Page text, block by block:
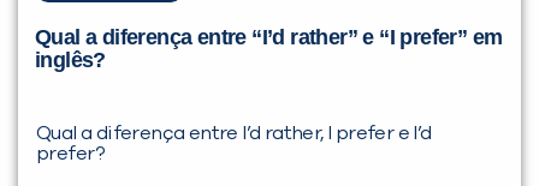
Qual a diferença entre “I’d rather” e “I prefer” em
inglês?
Qual a diferença entre I’d rather, I prefer e I’d
prefer?